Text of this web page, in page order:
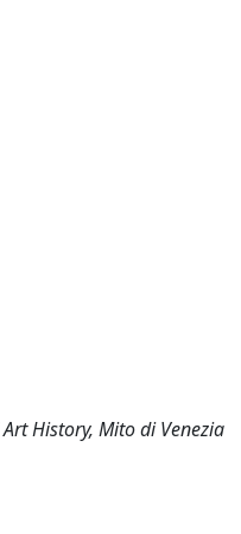
History, Mito di Venezia